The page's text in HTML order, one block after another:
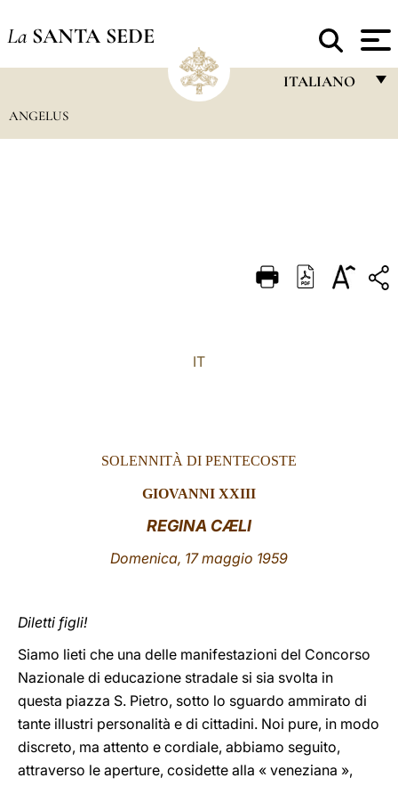
La SANTA SEDE
ITALIANO
DEUTSCH
ANGELUS
IT
SOLENNITÀ DI PENTECOSTE
GIOVANNI XXIII
REGINA CÆLI
Domenica, 17 maggio 1959
Diletti figli!
Siamo lieti che una delle manifestazioni del Concorso
Nazionale di educazione stradale si sia svolta in
questa piazza S. Pietro, sotto lo sguardo ammirato di
tante illustri personalità e di cittadini. Noi pure, in modo
discreto, ma attento e cordiale, abbiamo seguito,
attraverso le aperture, cosidette alla « veneziana »,